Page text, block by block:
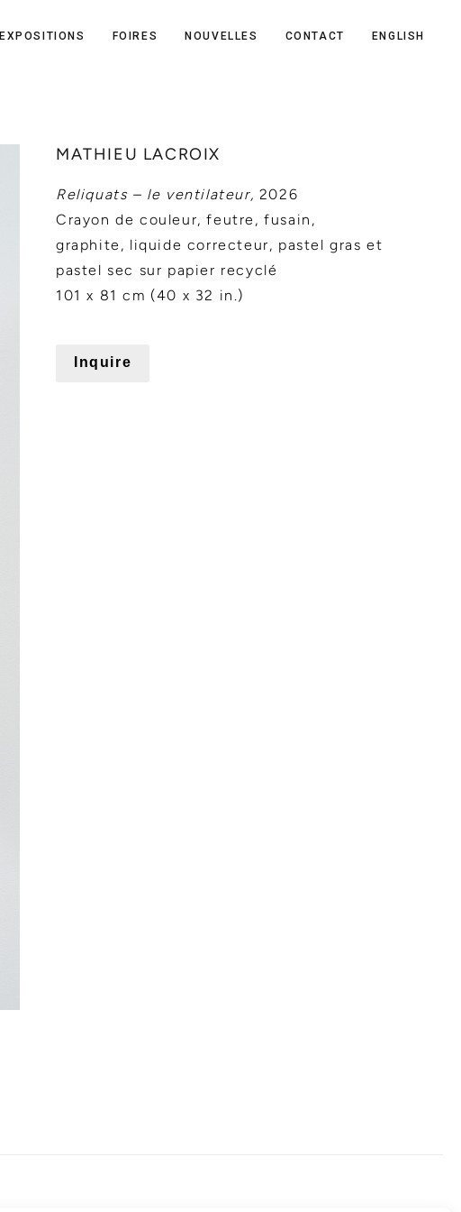
EXPOSITIONS FOIRES NOUVELLES CONTACT ENGLISH
MATHIEU LACROIX
Reliquats – le ventilateur, 2026
Crayon de couleur, feutre, fusain,
graphite, liquide correcteur, pastel gras et
pastel sec sur papier recyclé
101 x 81 cm (40 x 32 in.)
Inquire